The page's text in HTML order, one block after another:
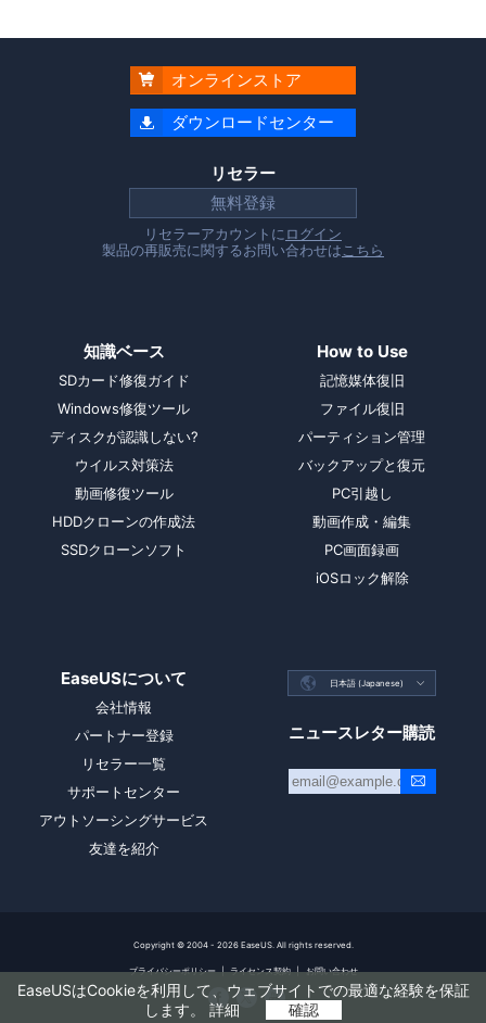
EaseUSはCookieを利用して、ウェブサイトでの最適な経験を保証
します。 詳細 確認
 オンラインストア
 ダウンロードセンター
リセラー
無料登録
リセラーアカウントに ログイン
製品の再販売に関するお問い合わせは こちら
知識ベース
SDカード修復ガイド
Windows修復ツール
ディスクが認識しない?
ウイルス対策法
動画修復ツール
HDDクローンの作成法
SSDクローンソフト
How to Use
記憶媒体復旧
ファイル復旧
パーティション管理
バックアップと復元
PC引越し
動画作成・編集
PC画面録画
iOSロック解除
EaseUSについて
会社情報
パートナー登録
リセラー一覧
サポートセンター
アウトソーシングサービス
友達を紹介
 日本語 (Japanese) 
ニュースレター購読
Copyright © 2004 - 2026EaseUS. All rights reserved.
プライバシーポリシー | ライセンス契約 | お問い合わせ
  